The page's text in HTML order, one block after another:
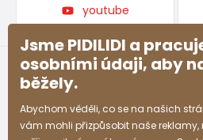
youtube
Jsme PIDILIDI a
osobními údaji, aby
běžely.
Abychom věděli, co se na našich
vám mohli přizpůsobit naše